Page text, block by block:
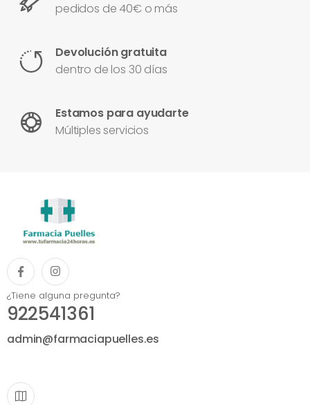
pedidos de 40€ o más
Devolución gratuita
dentro de los 30 días
Estamos para ayudarte
Múltiples servicios
¿Tiene alguna pregunta?
922541361
admin@farmaciapuelles.es